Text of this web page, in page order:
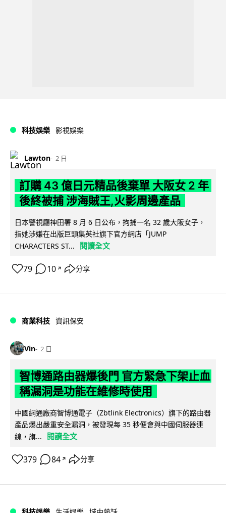
科技娛樂 影視娛樂
Lawton 2 日
訂購 43 億日元精品後棄單 大阪女 2 年
後終被捕 涉海賊王,火影周邊產品
日本警視廳神田署 8 月 6 日公布，拘捕一名 32 歲大阪女子，
指她涉嫌在出版巨頭集英社旗下官方網店「JUMP
CHARACTERS ST...
閱讀全文
79 10 ↗ 分享
商業科技 資訊保安
Vin 2 日
智博通路由器爆後門 官方緊急下架止血
稱漏洞是功能在維修時使用
中國網通廠商智博通電子（Zbtlink Electronics）旗下的路由器
產品爆出嚴重安全漏洞，被發現每 35 秒便會與中國伺服器連
線，旗...
閱讀全文
379 84 ↗ 分享